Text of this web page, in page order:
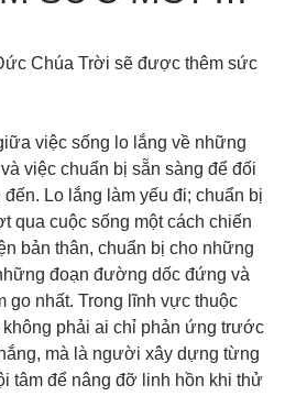
Chúa Trời sẽ được thêm sức
việc sống lo lắng về những
việc chuẩn bị sẵn sàng để đối
Lo lắng làm yếu đi; chuẩn bị
qua cuộc sống một cách chiến
bản thân, chuẩn bị cho những
đoạn đường dốc đứng và
go nhất. Trong lĩnh vực thuộc
không phải ai chỉ phản ứng trước
mà là người xây dựng từng
tâm để nâng đỡ linh hồn khi thử